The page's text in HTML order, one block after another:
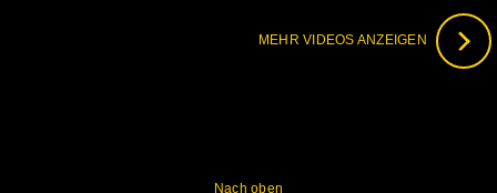
MEHR VIDEOS ANZEIGEN
Nach oben